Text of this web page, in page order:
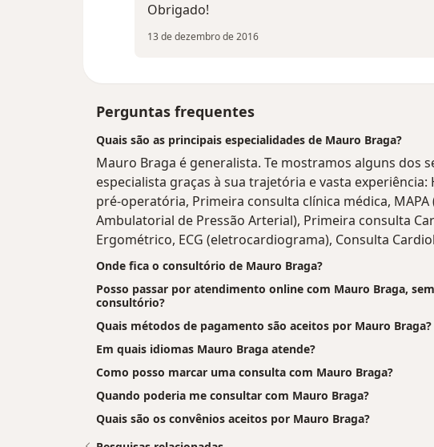
Obrigado!
13 de dezembro de 2016
Perguntas frequentes
Quais são as principais especialidades de Mauro Braga?
Mauro Braga é generalista. Te mostramos alguns dos
especialista graças à sua trajetória e vasta
pré-operatória, Primeira consulta clínica médica,
Ambulatorial de Pressão Arterial), Primeira consulta
Ergométrico, ECG (eletrocardiograma), Consulta
Onde fica o consultório de Mauro Braga?
Posso passar por atendimento online com Mauro Braga,
consultório?
Quais métodos de pagamento são aceitos por Mauro Braga?
Em quais idiomas Mauro Braga atende?
Como posso marcar uma consulta com Mauro Braga?
Quando poderia me consultar com Mauro Braga?
Quais são os convênios aceitos por Mauro Braga?